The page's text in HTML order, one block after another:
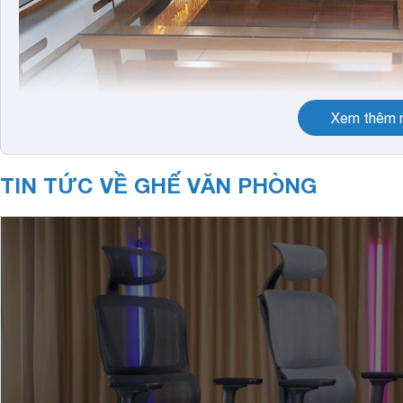
Phân loại các dòng ghế được sử dụng hiện nay
Xem thêm
TIN TỨC VỀ GHẾ VĂN PHÒNG